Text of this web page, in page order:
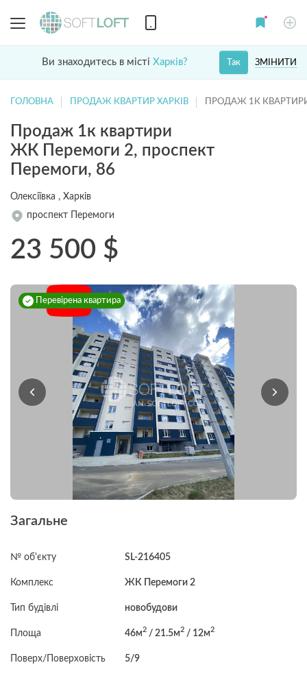
Ви знаходитесь в місті Харків? ЗМІНИТИ
Так
ГОЛОВНА ПРОДАЖ КВАРТИР ХАРКІВ ПРОДАЖ 1К
Продаж 1к квартири
ЖК Перемоги 2, проспект
Перемоги, 86
Олексіївка , Харків
проспект Перемоги
23 500 $
Перевірена квартира
Загальне
№ об'єкту SL-216405
Комплекс ЖК Перемоги 2
Тип будівлі новобудови
Площа 46м2 / 21.5м2 / 12м2
Поверх/Поверховість 5/9